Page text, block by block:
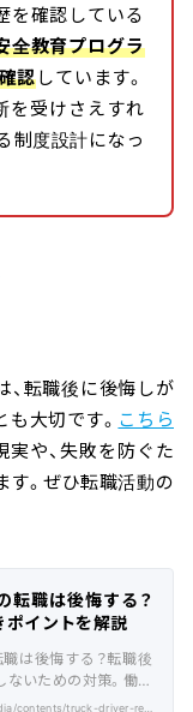
を確認している
全教育プログラ
認しています。
を受けさえすれ
制度設計になっ
、転職後に後悔しが
大切です。 こちら
実や、失敗を防ぐた
。ぜひ転職活動の
転職は後悔する？
ポイントを解説
は後悔する？転職後
ないための対策。働く
特徴を解説します。